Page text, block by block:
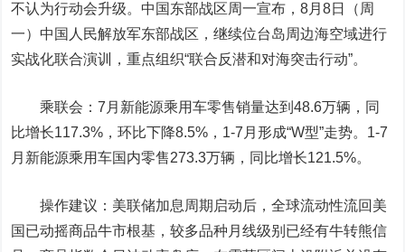
不认为行动会升级。中国东部战区周一宣布，8月8日（周
一）中国人民解放军东部战区，继续位台岛周边海空域进行
实战化联合演训，重点组织“联合反潜和对海突击行动”。
乘联会：7月新能源乘用车零售销量达到48.6万辆，同
比增长117.3%，环比下降8.5%，1-7月形成“W型”走势。1-7
月新能源乘用车国内零售273.3万辆，同比增长121.5%。
操作建议：美联储加息周期启动后，全球流动性流回美
国已动摇商品牛市根基，较多品种月线级别已经有牛转熊信